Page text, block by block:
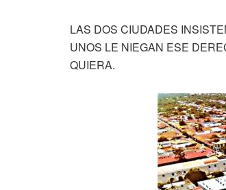
LAS DOS CIUDADES
UNOS LE NIEGAN ESE
QUIERA.